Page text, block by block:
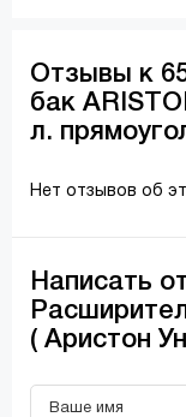
Отзывы к
бак
л.
Нет отзывов об
Написать
( Аристон